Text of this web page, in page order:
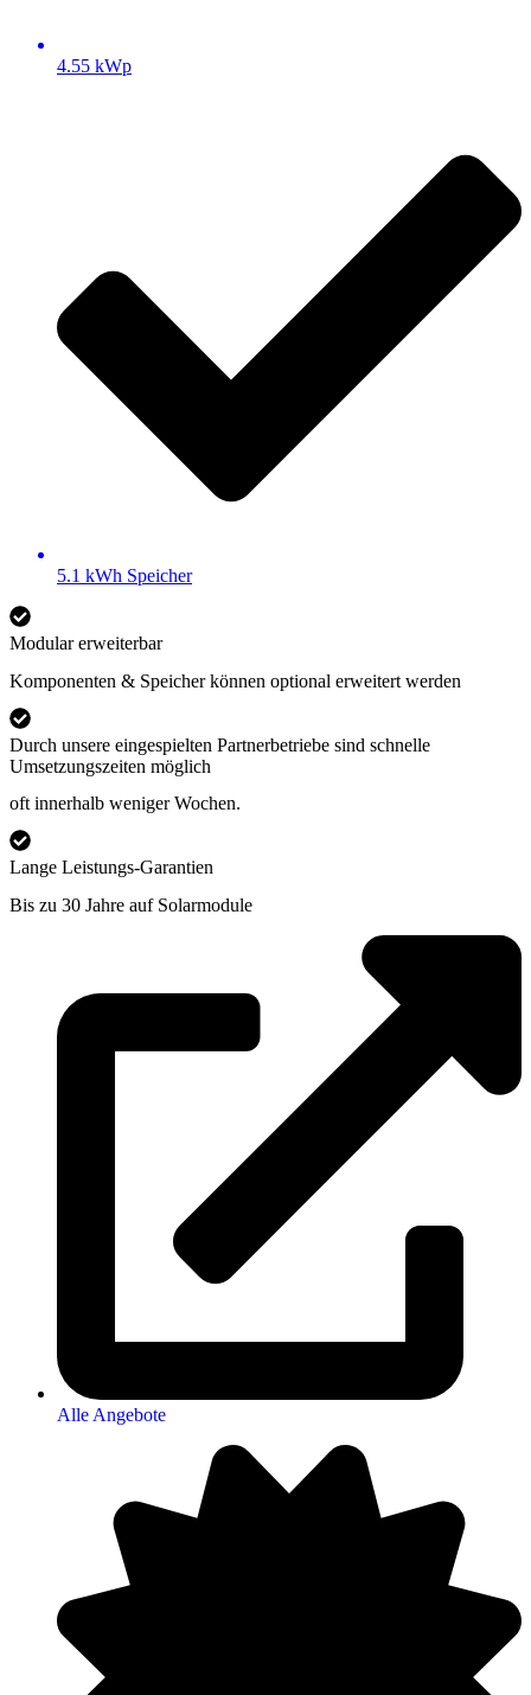
4.55 kWp
5.1 kWh Speicher
Modular erweiterbar
Komponenten & Speicher können optional erweitert werden
Durch unsere eingespielten Partnerbetriebe sind schnelle
Umsetzungszeiten möglich
oft innerhalb weniger Wochen.
Lange Leistungs-Garantien
Bis zu 30 Jahre auf Solarmodule
Alle Angebote